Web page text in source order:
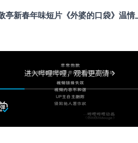
新春年味短片《外婆的口袋》温情